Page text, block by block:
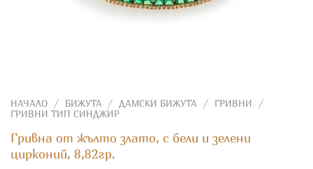
НАЧАЛО / БИЖУТА / ДАМСКИ БИЖУТА / ГРИВНИ
/
ГРИВНИ ТИП СИНДЖИР
Гривна от жълто злато, с бели и зелени
цирконий, 8,82гр.